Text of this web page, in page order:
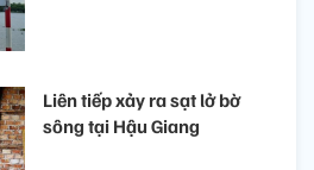
Liên tiếp xảy ra sạt lở bờ
sông tại Hậu Giang